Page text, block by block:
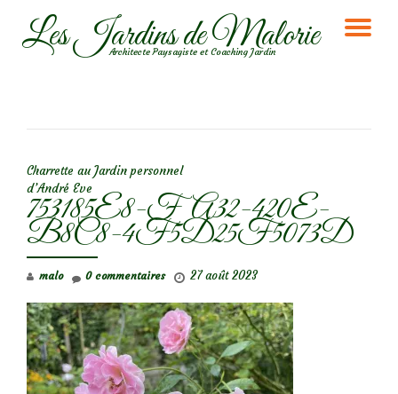
AllerLes Jardins de Malorie
Architecte Paysagiste et Coaching Jardin
Charrette au Jardin personnel
d’André Eve
753185E8-FA32-420E-
B8C8-4F5D25F5073D
malo 27 août 2023
0 commentaires